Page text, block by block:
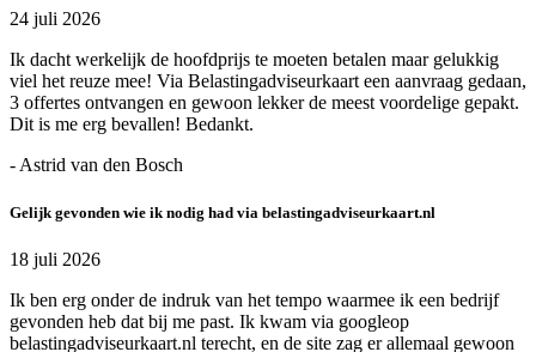
24 juli 2026
Ik dacht werkelijk de hoofdprijs te moeten betalen maar gelukkig
viel het reuze mee! Via Belastingadviseurkaart een aanvraag gedaan,
3 offertes ontvangen en gewoon lekker de meest voordelige gepakt.
Dit is me erg bevallen! Bedankt.
- Astrid van den Bosch
Gelijk gevonden wie ik nodig had via belastingadviseurkaart.nl
18 juli 2026
Ik ben erg onder de indruk van het tempo waarmee ik een bedrijf
gevonden heb dat bij me past. Ik kwam via googleop
belastingadviseurkaart.nl terecht, en de site zag er allemaal gewoon